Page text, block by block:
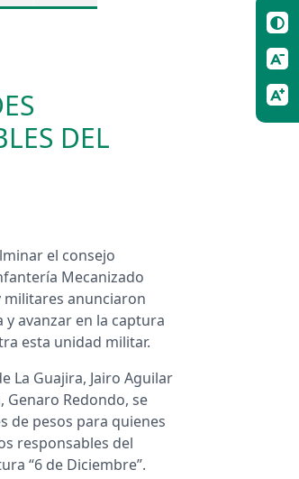
DEL
el consejo
Mecanizado
militares anunciaron
avanzar en la captura
esta unidad militar.
La Guajira, Jairo Aguilar
Genaro Redondo, se
de pesos para quienes
responsables del
“6 de Diciembre”.